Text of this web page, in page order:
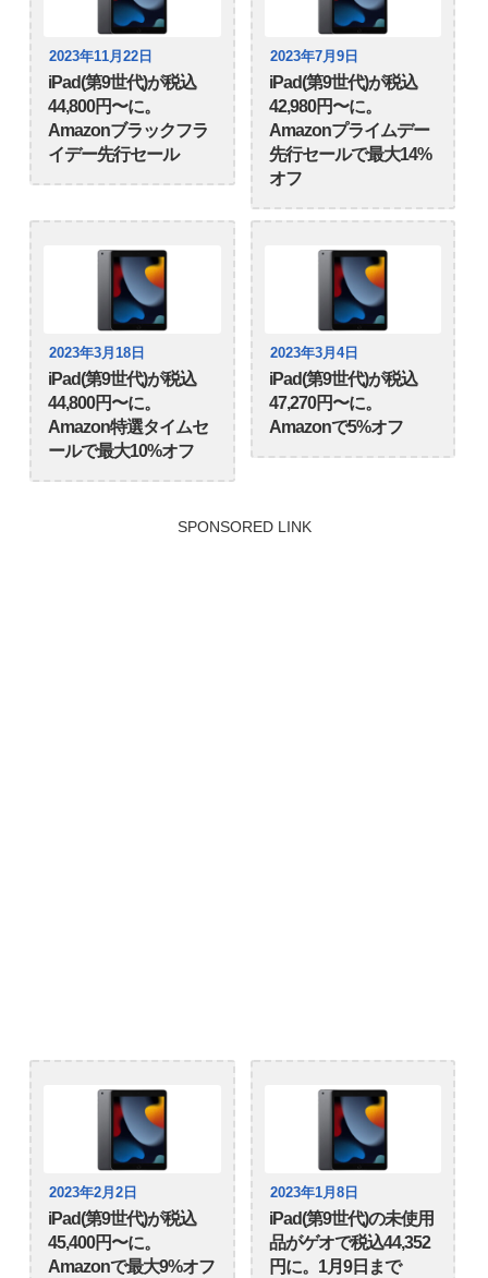
2023年11月22日
iPad(第9世代)が税込
44,800円〜に。
Amazonブラックフラ
イデー先行セール
2023年7月9日
iPad(第9世代)が税込
42,980円〜に。
Amazonプライムデー
先行セールで最大14%
オフ
2023年3月18日
iPad(第9世代)が税込
44,800円〜に。
Amazon特選タイムセ
ールで最大10%オフ
2023年3月4日
iPad(第9世代)が税込
47,270円〜に。
Amazonで5%オフ
SPONSORED LINK
2023年2月2日
iPad(第9世代)が税込
45,400円〜に。
Amazonで最大9%オフ
2023年1月8日
iPad(第9世代)の未使用
品がゲオで税込44,352
円に。1月9日まで